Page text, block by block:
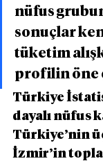
nüfus
sonuçlar
tüketim
profilin öne
Türkiye
dayalı nüfus
Türkiye’nin
İzmir’in